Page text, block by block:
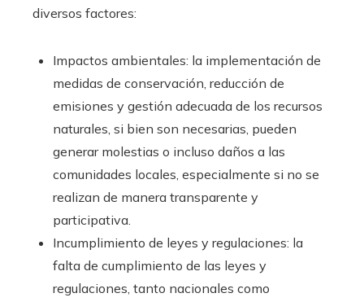
diversos factores:
Impactos ambientales: la implementación de
medidas de conservación, reducción de
emisiones y gestión adecuada de los recursos
naturales, si bien son necesarias, pueden
generar molestias o incluso daños a las
comunidades locales, especialmente si no se
realizan de manera transparente y
participativa.
Incumplimiento de leyes y regulaciones: la
falta de cumplimiento de las leyes y
regulaciones, tanto nacionales como